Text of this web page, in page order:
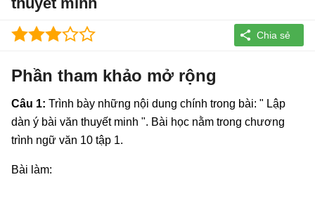
Phần tham khảo mở rộng
Câu 1: Trình bày những nội dung chính trong bài: " Lập
dàn ý bài văn thuyết minh ". Bài học nằm trong chương
trình ngữ văn 10 tập 1.
Bài làm: